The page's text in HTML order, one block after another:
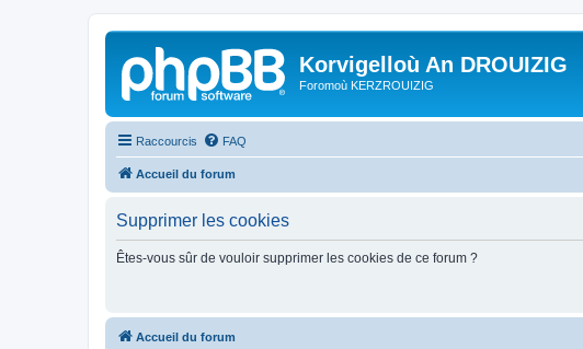
Korvigelloù An DROUIZIG
Foromoù KERZROUIZIG
Raccourcis FAQ
Accueil du forum
Supprimer les cookies
Êtes-vous sûr de vouloir supprimer les cookies de ce forum ?
Accueil du forum